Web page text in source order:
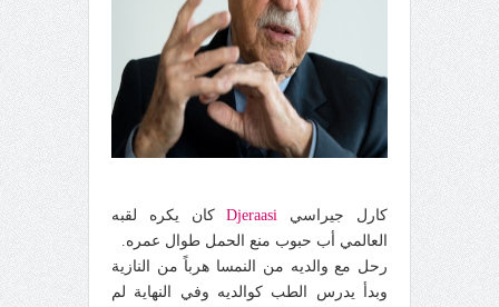
كارل جيراسي
كان يكره لقبه
العالمي أب حبوب منع الحمل طوال عمره.
رحل مع والديه من النمسا هرباً من النازية
وبدأ يدرس الطب كوالديه وفي النهاية لم